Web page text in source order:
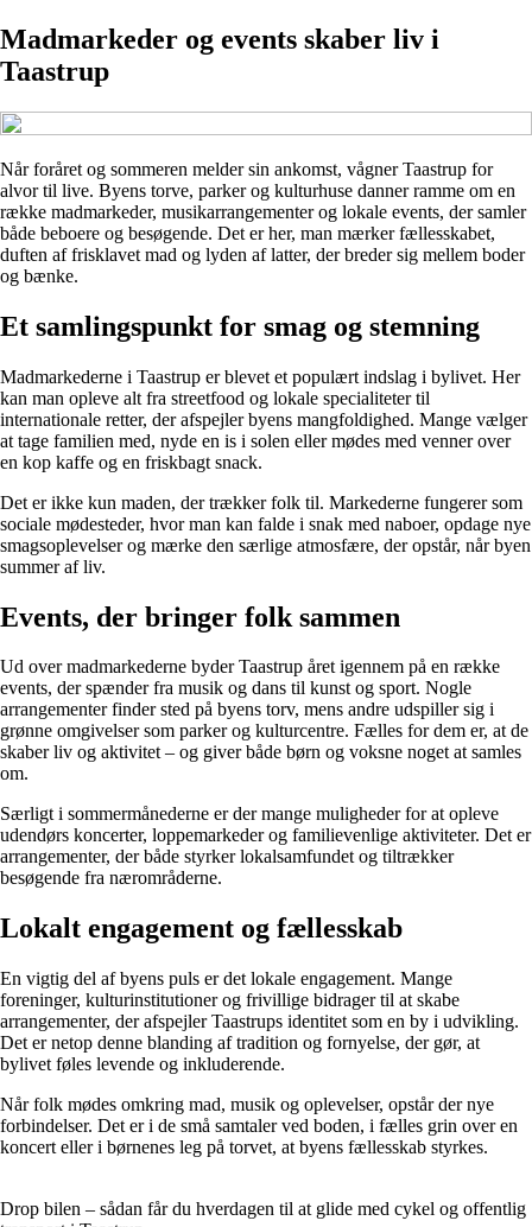
Madmarkeder og events skaber liv i
Taastrup
Når foråret og sommeren melder sin ankomst, vågner Taastrup for
alvor til live. Byens torve, parker og kulturhuse danner ramme om en
række madmarkeder, musikarrangementer og lokale events, der samler
både beboere og besøgende. Det er her, man mærker fællesskabet,
duften af frisklavet mad og lyden af latter, der breder sig mellem boder
og bænke.
Et samlingspunkt for smag og stemning
Madmarkederne i Taastrup er blevet et populært indslag i bylivet. Her
kan man opleve alt fra streetfood og lokale specialiteter til
internationale retter, der afspejler byens mangfoldighed. Mange vælger
at tage familien med, nyde en is i solen eller mødes med venner over
en kop kaffe og en friskbagt snack.
Det er ikke kun maden, der trækker folk til. Markederne fungerer som
sociale mødesteder, hvor man kan falde i snak med naboer, opdage nye
smagsoplevelser og mærke den særlige atmosfære, der opstår, når byen
summer af liv.
Events, der bringer folk sammen
Ud over madmarkederne byder Taastrup året igennem på en række
events, der spænder fra musik og dans til kunst og sport. Nogle
arrangementer finder sted på byens torv, mens andre udspiller sig i
grønne omgivelser som parker og kulturcentre. Fælles for dem er, at de
skaber liv og aktivitet – og giver både børn og voksne noget at samles
om.
Særligt i sommermånederne er der mange muligheder for at opleve
udendørs koncerter, loppemarkeder og familievenlige aktiviteter. Det er
arrangementer, der både styrker lokalsamfundet og tiltrækker
besøgende fra nærområderne.
Lokalt engagement og fællesskab
En vigtig del af byens puls er det lokale engagement. Mange
foreninger, kulturinstitutioner og frivillige bidrager til at skabe
arrangementer, der afspejler Taastrups identitet som en by i udvikling.
Det er netop denne blanding af tradition og fornyelse, der gør, at
bylivet føles levende og inkluderende.
Når folk mødes omkring mad, musik og oplevelser, opstår der nye
forbindelser. Det er i de små samtaler ved boden, i fælles grin over en
koncert eller i børnenes leg på torvet, at byens fællesskab styrkes.
Drop bilen – sådan får du hverdagen til at glide med cykel og offentlig